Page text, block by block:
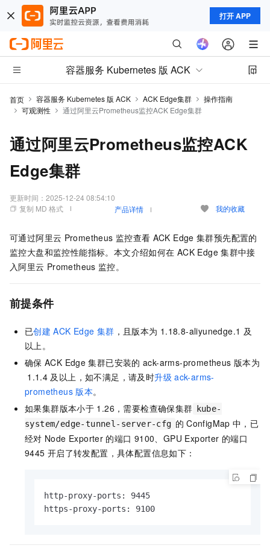
打开 APP
容器服务 Kubernetes 版 ACK
首页 容器服务 Kubernetes 版 ACK ACK Edge集群
操作指南
可观测性
通过阿里云Prometheus监控ACK Edge集群
通过阿里云Prometheus监控ACK
Edge集群
更新时间： 2025-12-24 08:54:10
复制 MD 格式
产品详情 我的收藏
可通过阿里云 Prometheus 监控查看 ACK Edge 集群预先配置的
监控大盘和监控性能指标。本文介绍如何在 ACK Edge 集群中接
入阿里云 Prometheus 监控。
前提条件
已创建 ACK Edge 集群 ，且版本为 1.18.8-aliyunedge.1 及
以上。
确保 ACK Edge 集群已安装的 ack-arms-prometheus 版本为
1.1.4 及以上，如不满足，请及时升级 ack-arms-
prometheus 版本。
如果集群版本小于 1.26，需要检查确保集群
kube-
system/edge-tunnel-server-cfg 的 ConfigMap 中，已
经对 Node Exporter 的端口 9100、GPU Exporter 的端口
9445 开启了转发配置，具体配置信息如下：
http-proxy-ports: 9445
https-proxy-ports: 9100